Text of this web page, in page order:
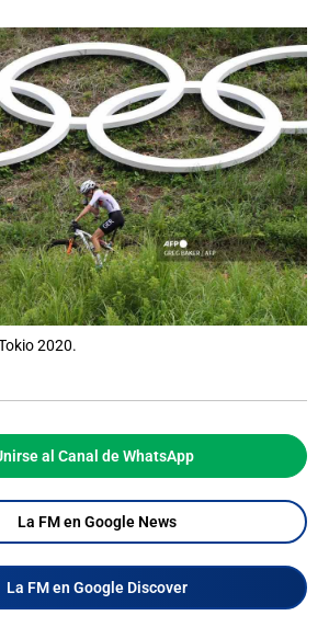
2020.
al Canal de WhatsApp
La FM en Google News
La FM en Google Discover